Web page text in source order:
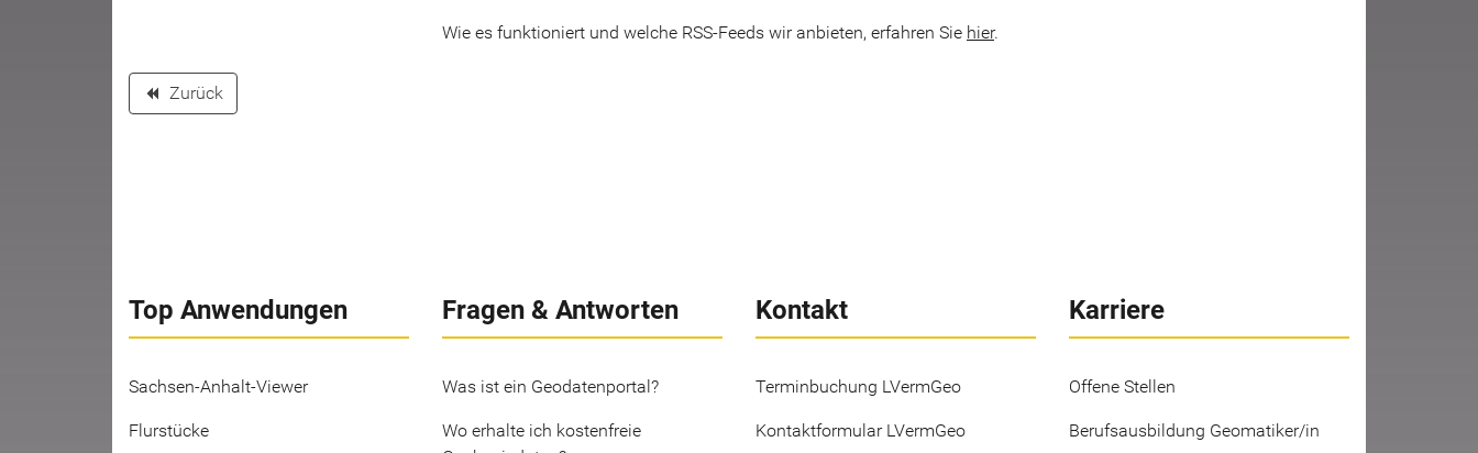
Wie es funktioniert und welche RSS-Feeds wir anbieten, erfahren Sie hier.
backward Zurück
Top Anwendungen
Sachsen-Anhalt-Viewer
Flurstücke
Fragen & Antworten
Was ist ein Geodatenportal?
Wo erhalte ich kostenfreie
Kontakt
Terminbuchung LVermGeo
Kontaktformular LVermGeo
Karriere
Offene Stellen
Berufsausbildung Geomatiker/in